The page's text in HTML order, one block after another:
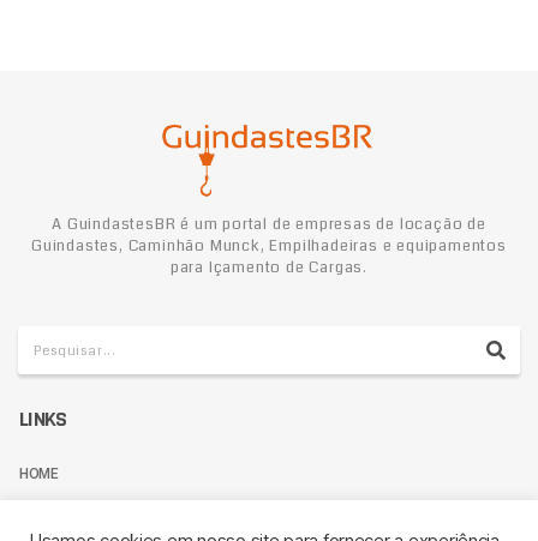
A GuindastesBR é um portal de empresas de locação de
Guindastes, Caminhão Munck, Empilhadeiras e equipamentos
para Içamento de Cargas.
LINKS
HOME